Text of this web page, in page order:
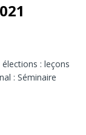
élections : leçons
: Séminaire